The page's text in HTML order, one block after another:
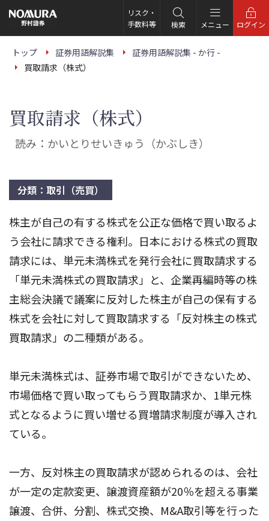
の
ー
リスク・
手数料等
検索 メニュー ログイン
トップ 証券用語解説集
証券用語解説集 - か行 -
買取請求（株式）
買取請求（株式）
読み：かいとりせいきゅう（かぶしき）
分類：取引（売買）
株主が自己の有する株式を公正な価格で買い取るよ
う会社に請求できる権利。日本における株式の買取
請求には、単元未満株式を発行会社に買取請求する
「単元未満株式の買取請求」と、企業再編時等の株
主総会決議で議案に反対した株主が自己の保有する
株式を会社に対して買取請求する「反対株主の株式
買取請求」の二種類がある。
単元未満株式は、証券市場で取引ができないため、
市場価格で買い取ってもらう買取請求か、1単元株
式となるように買い増せる買増請求制度が導入され
ている。
一方、反対株主の買取請求が認められるのは、会社
が一定の定款変更、譲渡資産額が20％を超える事業
譲渡、合併、分割、株式交換、M&A取引等を行った